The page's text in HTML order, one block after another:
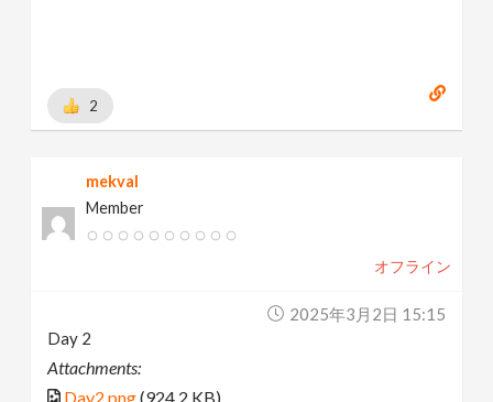
2
mekval
Member
オフライン
2025年3月2日 15:15
Day 2
Attachments:
Day2.png(924.2 KB)